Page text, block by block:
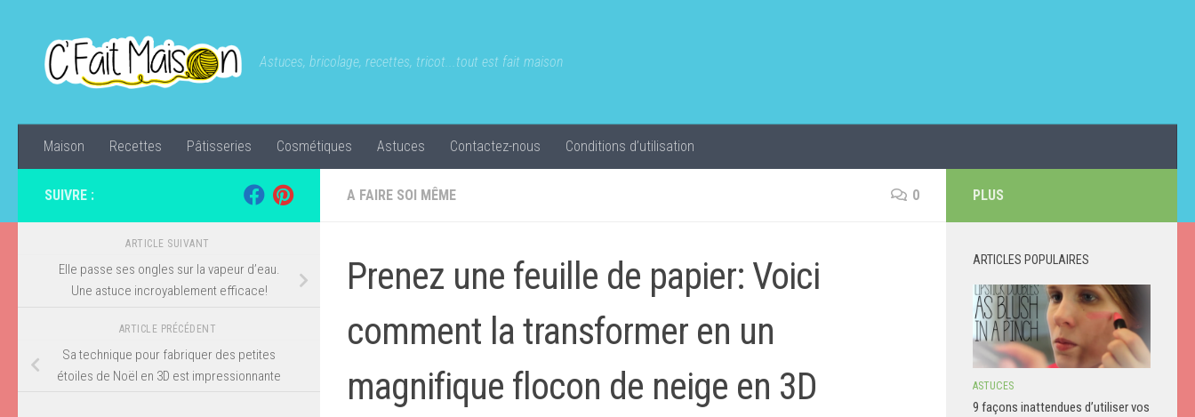
Astuces, bricolage, recettes, tricot...tout est fait maison
Maison Recettes Pâtisseries Cosmétiques Astuces Contactez-nous Conditions d’utilisation
A FAIRE SOI MÊME 0
Prenez une feuille de papier: Voici
comment la transformer en un
magnifique flocon de neige en 3D
SUIVRE :
ARTICLE SUIVANT
Elle passe ses ongles sur la vapeur d’eau.
Une astuce incroyablement efficace!
ARTICLE PRÉCÉDENT
Sa technique pour fabriquer des petites
étoiles de Noël en 3D est impressionnante
PLUS
ARTICLES POPULAIRES
ASTUCES
9 façons inattendues d’utiliser vos